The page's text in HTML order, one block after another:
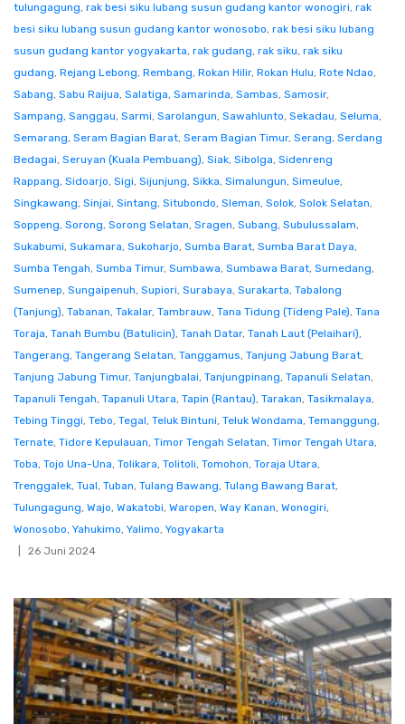
tulungagung, rak besi siku lubang susun gudang kantor wonogiri, rak
besi siku lubang susun gudang kantor wonosobo, rak besi siku lubang
susun gudang kantor yogyakarta, rak gudang, rak siku, rak siku
gudang, Rejang Lebong, Rembang, Rokan Hilir, Rokan Hulu, Rote Ndao,
Sabang, Sabu Raijua, Salatiga, Samarinda, Sambas, Samosir,
Sampang, Sanggau, Sarmi, Sarolangun, Sawahlunto, Sekadau, Seluma,
Semarang, Seram Bagian Barat, Seram Bagian Timur, Serang, Serdang
Bedagai, Seruyan (Kuala Pembuang), Siak, Sibolga, Sidenreng
Rappang, Sidoarjo, Sigi, Sijunjung, Sikka, Simalungun, Simeulue,
Singkawang, Sinjai, Sintang, Situbondo, Sleman, Solok, Solok Selatan,
Soppeng, Sorong, Sorong Selatan, Sragen, Subang, Subulussalam,
Sukabumi, Sukamara, Sukoharjo, Sumba Barat, Sumba Barat Daya,
Sumba Tengah, Sumba Timur, Sumbawa, Sumbawa Barat, Sumedang,
Sumenep, Sungaipenuh, Supiori, Surabaya, Surakarta, Tabalong
(Tanjung), Tabanan, Takalar, Tambrauw, Tana Tidung (Tideng Pale), Tana
Toraja, Tanah Bumbu (Batulicin), Tanah Datar, Tanah Laut (Pelaihari),
Tangerang, Tangerang Selatan, Tanggamus, Tanjung Jabung Barat,
Tanjung Jabung Timur, Tanjungbalai, Tanjungpinang, Tapanuli Selatan,
Tapanuli Tengah, Tapanuli Utara, Tapin (Rantau), Tarakan, Tasikmalaya,
Tebing Tinggi, Tebo, Tegal, Teluk Bintuni, Teluk Wondama, Temanggung,
Ternate, Tidore Kepulauan, Timor Tengah Selatan, Timor Tengah Utara,
Toba, Tojo Una-Una, Tolikara, Tolitoli, Tomohon, Toraja Utara,
Trenggalek, Tual, Tuban, Tulang Bawang, Tulang Bawang Barat,
Tulungagung, Wajo, Wakatobi, Waropen, Way Kanan, Wonogiri,
Wonosobo, Yahukimo, Yalimo, Yogyakarta
26 Juni 2024